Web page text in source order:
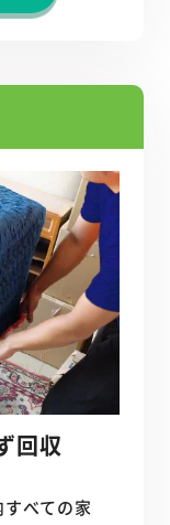
回収
べての家